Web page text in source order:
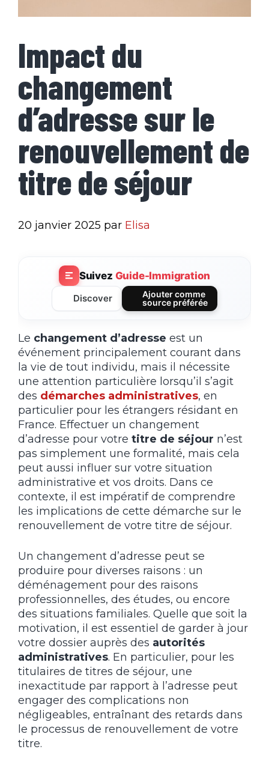
Impact du
changement
d’adresse sur le
renouvellement de
titre de séjour
20 janvier 2025 par Elisa
Suivez Guide-Immigration
Discover
Ajouter comme
source préférée
Le changement d’adresse est un
événement principalement courant dans
la vie de tout individu, mais il nécessite
une attention particulière lorsqu’il s’agit
des démarches administratives, en
particulier pour les étrangers résidant en
France. Effectuer un changement
d’adresse pour votre titre de séjour n’est
pas simplement une formalité, mais cela
peut aussi influer sur votre situation
administrative et vos droits. Dans ce
contexte, il est impératif de comprendre
les implications de cette démarche sur le
renouvellement de votre titre de séjour.
Un changement d’adresse peut se
produire pour diverses raisons : un
déménagement pour des raisons
professionnelles, des études, ou encore
des situations familiales. Quelle que soit la
motivation, il est essentiel de garder à jour
votre dossier auprès des autorités
administratives. En particulier, pour les
titulaires de titres de séjour, une
inexactitude par rapport à l’adresse peut
engager des complications non
négligeables, entraînant des retards dans
le processus de renouvellement de votre
titre.